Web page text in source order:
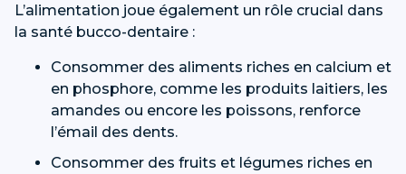
L’alimentation joue également un rôle crucial dans
la santé bucco-dentaire :
Consommer des aliments riches en calcium et
en phosphore, comme les produits laitiers, les
amandes ou encore les poissons, renforce
l’émail des dents.
Consommer des fruits et légumes riches en